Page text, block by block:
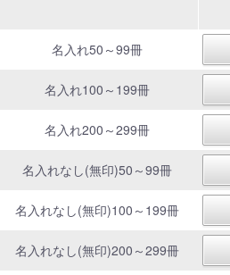
名入れ50～99冊
名入れ100～199冊
名入れ200～299冊
名入れなし(無印)50～99冊
名入れなし(無印)100～199冊
名入れなし(無印)200～299冊